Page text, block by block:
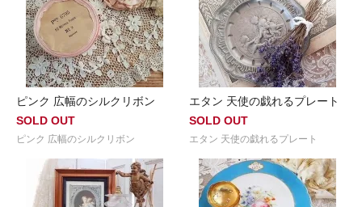
ピンク 広幅のシルクリボン
SOLD OUT
ピンク 広幅のシルクリボン
エタン 天使の戯れるプレート
SOLD OUT
エタン 天使の戯れるプレート